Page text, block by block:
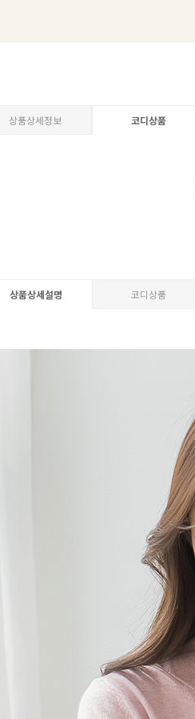
상품상세정보 코디상품
상품상세설명 코디상품